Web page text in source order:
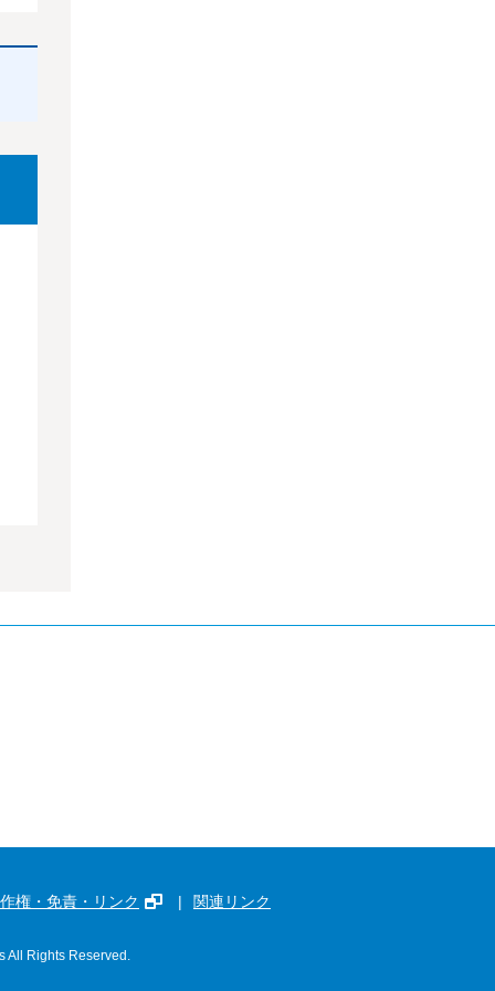
権・免責・リンク 関連リンク
All Rights Reserved.